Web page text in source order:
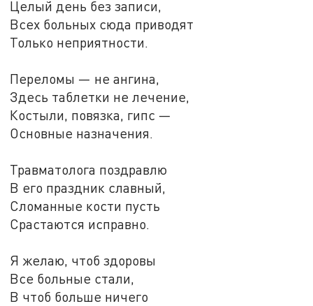
Целый день без записи,
Всех больных сюда приводят
Только неприятности.
Переломы — не ангина,
Здесь таблетки не лечение,
Костыли, повязка, гипс —
Основные назначения.
Травматолога поздравлю
В его праздник славный,
Сломанные кости пусть
Срастаются исправно.
Я желаю, чтоб здоровы
Все больные стали,
В чтоб больше ничего